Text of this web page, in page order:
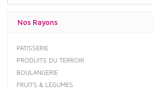
Nos Rayons
PATISSERIE
PRODUITS DU TERROIR
BOULANGERIE
FRUITS & LÉGUMES